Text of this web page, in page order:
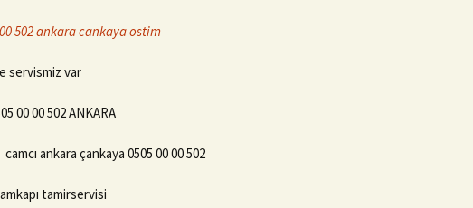
502 ankara cankaya ostim
servismiz var
00 00 502 ANKARA
camcı ankara çankaya 0505 00 00 502
tamirservisi